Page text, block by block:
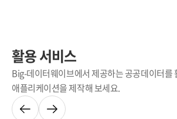
활용 서비스
Big-데이터웨이브에서 제공하는 공공데이터를
애플리케이션을 제작해 보세요.